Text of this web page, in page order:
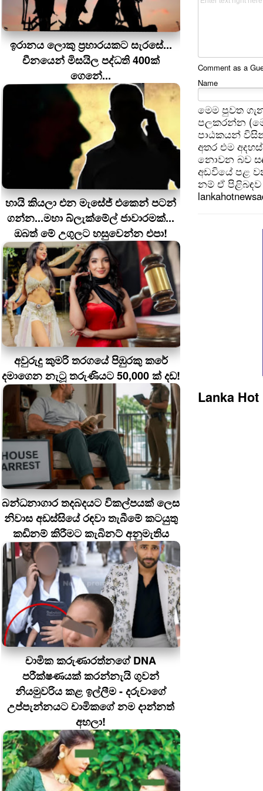
ඉරානය ලොකු ප‍්‍රහාරයකට සැරසේ...
චීනයෙන් මිසයිල පද්ධති 400ක්
ගෙනේ...
හායි කියලා එන මැසේජ් එකෙන් පටන්
ගන්න...මහා බ්ලැක්මේල් ජාවාරමක්...
ඔබත් මේ උගුලට හසුවෙන්න එපා!
අවුරුදු කුමරි තරගයේ පිඹුරකු කරේ
දමාගෙන නැටූ තරුණියට 50,000 ක් දඩ!
බන්ධනාගාර තදබදයට විකල්පයක් ලෙස
නිවාස අඩස්සියේ රඳවා තැබීමේ කටයුතු
කඩිනම් කිරීමට කැබිනට් අනුමැතිය
චාමික කරුණාරත්නගේ DNA
පරීක්ෂණයක් කරන්නැයි ගුවන්
නියමුවරිය කළ ඉල්ලීම - දරුවාගේ
උප්පැන්නයට චාමිකගේ නම දාන්නත්
අහලා!
Comment as a
Name
මෙම පුවත
පලකරන්න
පාඨකයන්
අතර එම
නොවන බව
අඩවියේ පළ
නම් ඒ පිළිබඳව
Lanka